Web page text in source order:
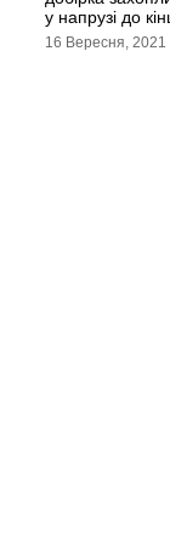
у напрузі до
16 Вересня, 2021